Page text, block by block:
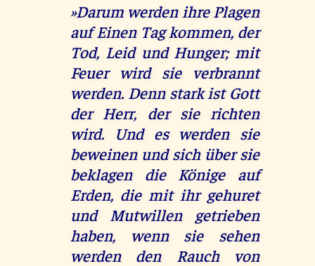
»Darum werden ihre Plagen
auf Einen Tag kommen, der
Tod, Leid und Hunger; mit
Feuer wird sie verbrannt
werden. Denn stark ist Gott
der Herr, der sie richten
wird. Und es werden sie
beweinen und sich über sie
beklagen die Könige auf
Erden, die mit ihr gehuret
und Mutwillen getrieben
haben, wenn sie sehen
werden den Rauch von